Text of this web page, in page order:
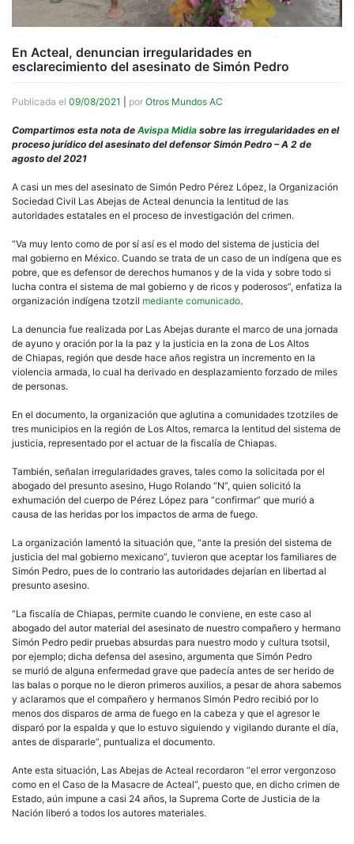
En Acteal, denuncian irregularidades en
esclarecimiento del asesinato de Simón Pedro
Publicada el 09/08/2021 por Otros Mundos AC
Compartimos esta nota de Avispa Midia sobre las irregularidades en el
proceso jurídico del asesinato del defensor Simón Pedro – A 2 de
agosto del 2021
A casi un mes del asesinato de Simón Pedro Pérez López, la Organización
Sociedad Civil Las Abejas de Acteal denuncia la lentitud de las
autoridades estatales en el proceso de investigación del crimen.
“Va muy lento como de por sí así es el modo del sistema de justicia del
mal gobierno en México. Cuando se trata de un caso de un indígena que es
pobre, que es defensor de derechos humanos y de la vida y sobre todo si
lucha contra el sistema de mal gobierno y de ricos y poderosos”, enfatiza la
organización indígena tzotzil mediante comunicado.
La denuncia fue realizada por Las Abejas durante el marco de una jornada
de ayuno y oración por la la paz y la justicia en la zona de Los Altos
de Chiapas, región que desde hace años registra un incremento en la
violencia armada, lo cual ha derivado en desplazamiento forzado de miles
de personas.
En el documento, la organización que aglutina a comunidades tzotziles de
tres municipios en la región de Los Altos, remarca la lentitud del sistema de
justicia, representado por el actuar de la fiscalía de Chiapas.
También, señalan irregularidades graves, tales como la solicitada por el
abogado del presunto asesino, Hugo Rolando “N”, quien solicitó la
exhumación del cuerpo de Pérez López para “confirmar” que murió a
causa de las heridas por los impactos de arma de fuego.
La organización lamentó la situación que, “ante la presión del sistema de
justicia del mal gobierno mexicano”, tuvieron que aceptar los familiares de
Simón Pedro, pues de lo contrario las autoridades dejarían en libertad al
presunto asesino.
“La fiscalía de Chiapas, permite cuando le conviene, en este caso al
abogado del autor material del asesinato de nuestro compañero y hermano
Simón Pedro pedir pruebas absurdas para nuestro modo y cultura tsotsil,
por ejemplo; dicha defensa del asesino, argumenta que Simón Pedro
se murió de alguna enfermedad grave que padecía antes de ser herido de
las balas o porque no le dieron primeros auxilios, a pesar de ahora sabemos
y aclaramos que el compañero y hermanos Simón Pedro recibió por lo
menos dos disparos de arma de fuego en la cabeza y que el agresor le
disparó por la espalda y que lo estuvo siguiendo y vigilando durante el día,
antes de dispararle”, puntualiza el documento.
Ante esta situación, Las Abejas de Acteal recordaron “el error vergonzoso
como en el Caso de la Masacre de Acteal”, puesto que, en dicho crimen de
Estado, aún impune a casi 24 años, la Suprema Corte de Justicia de la
Nación liberó a todos los autores materiales.